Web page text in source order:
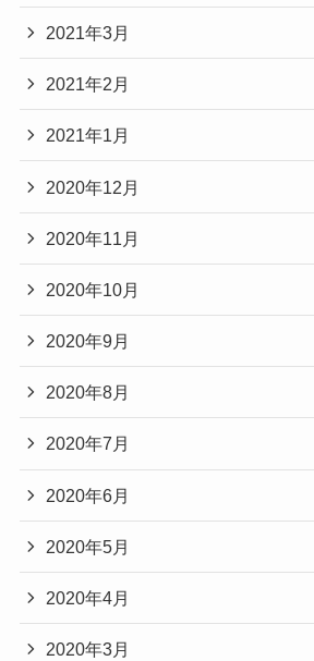
2021年3月
2021年2月
2021年1月
2020年12月
2020年11月
2020年10月
2020年9月
2020年8月
2020年7月
2020年6月
2020年5月
2020年4月
2020年3月